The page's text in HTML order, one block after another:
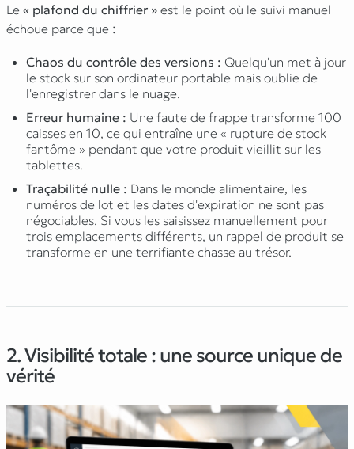
Le « plafond du chiffrier » est le point où le suivi manuel
échoue parce que :
Chaos du contrôle des versions : Quelqu'un met à jour
le stock sur son ordinateur portable mais oublie de
l'enregistrer dans le nuage.
Erreur humaine : Une faute de frappe transforme 100
caisses en 10, ce qui entraîne une « rupture de stock
fantôme » pendant que votre produit vieillit sur les
tablettes.
Traçabilité nulle : Dans le monde alimentaire, les
numéros de lot et les dates d'expiration ne sont pas
négociables. Si vous les saisissez manuellement pour
trois emplacements différents, un rappel de produit se
transforme en une terrifiante chasse au trésor.
2. Visibilité totale : une source unique de
vérité